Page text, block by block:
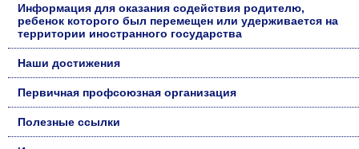
Информация для оказания содействия родителю,
ребенок которого был перемещен или удерживается на
территории иностранного государства
Наши достижения
Первичная профсоюзная организация
Полезные ссылки